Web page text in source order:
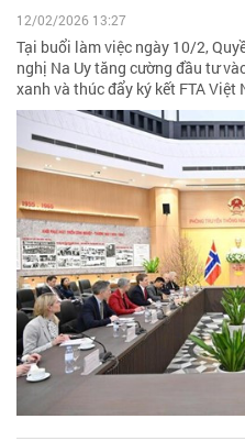
12/02/2026 13:27
Tại buổi làm việc ngày 10/2,
nghị Na Uy tăng cường đầu tư
xanh và thúc đẩy ký kết FTA Việt